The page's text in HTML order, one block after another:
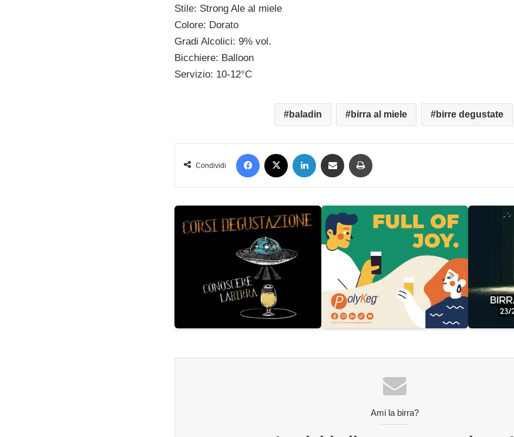
Stile: Strong Ale al miele
Colore: Dorato
Gradi Alcolici: 9% vol.
Bicchiere: Balloon
Servizio: 10-12°C
baladin birra al miele birre degustate
Condividi
Facebook LinkedIn Condividi via mail
Ami la birra?